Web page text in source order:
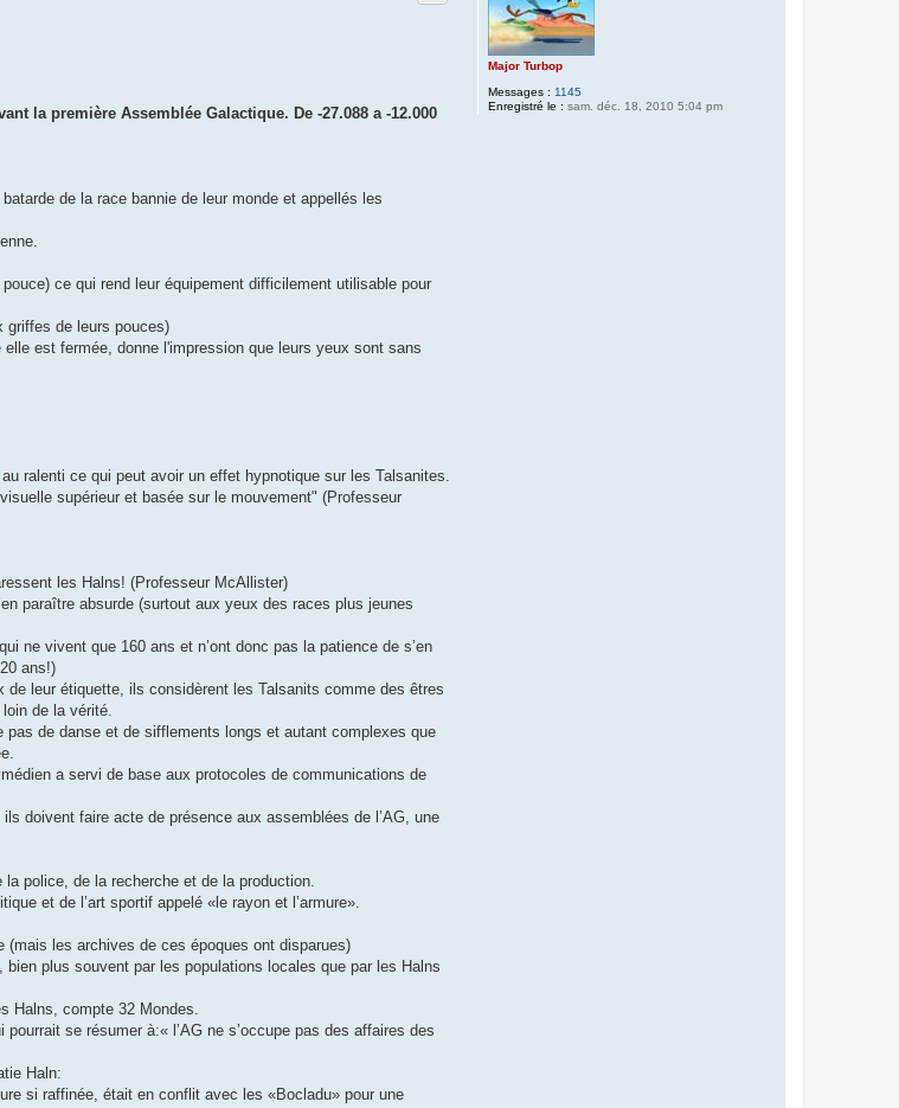
Major Turbop
Messages : 1145
Enregistré le : sam. déc. 18, 2010 5:04 pm
la première Assemblée Galactique. De -27.088 a -12.000
de la race bannie de leur monde et appellés les
ce qui rend leur équipement difficilement utilisable pour
griffes de leurs pouces)
est fermée, donne l'impression que leurs yeux sont sans
ralenti ce qui peut avoir un effet hypnotique sur les Talsanites.
supérieur et basée sur le mouvement" (Professeur
les Halns! (Professeur McAllister)
paraître absurde (surtout aux yeux des races plus jeunes
ne vivent que 160 ans et n’ont donc pas la patience de s’en
ans!)
leur étiquette, ils considèrent les Talsanits comme des êtres
de la vérité.
de danse et de sifflements longs et autant complexes que
a servi de base aux protocoles de communications de
doivent faire acte de présence aux assemblées de l’AG, une
la police, de la recherche et de la production.
et de l’art sportif appelé «le rayon et l’armure».
(mais les archives de ces époques ont disparues)
plus souvent par les populations locales que par les Halns
Halns, compte 32 Mondes.
se résumer à:« l’AG ne s’occupe pas des affaires des
Haln:
si raffinée, était en conflit avec les «Bocladu» pour une